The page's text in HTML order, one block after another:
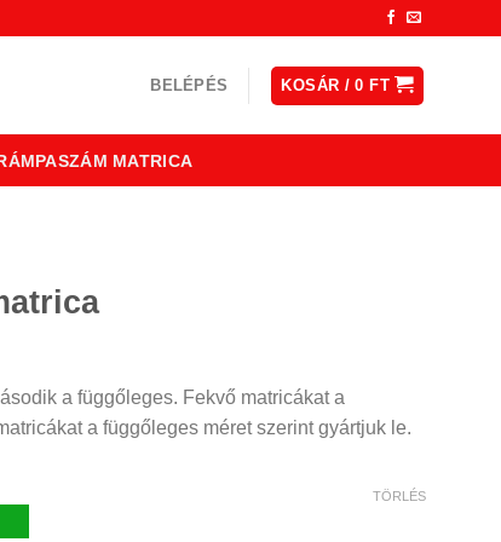
BELÉPÉS KOSÁR /0FT
MATRICA
a függőleges. Fekvő matricákat a
a függőleges méret szerint gyártjuk le.
TÖRLÉS